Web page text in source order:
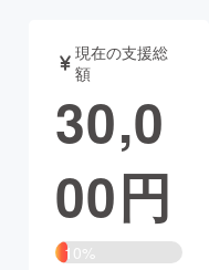
書籍・雑誌
チャレンジ
現在の支援総
額
30,0
00円
10%